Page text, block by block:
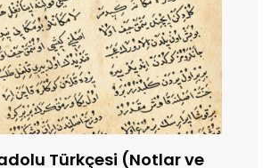
Türkçesi (Notlar ve